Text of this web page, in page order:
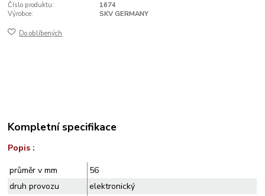
Číslo produktu:
1674
Výrobce:
SKV GERMANY
Do oblíbených
Kompletní specifikace
Popis :
průměr v mm
56
druh provozu
elektronický